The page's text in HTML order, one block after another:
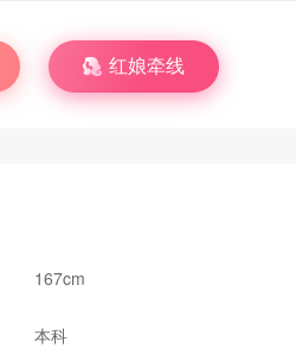
红娘牵线
167cm
本科